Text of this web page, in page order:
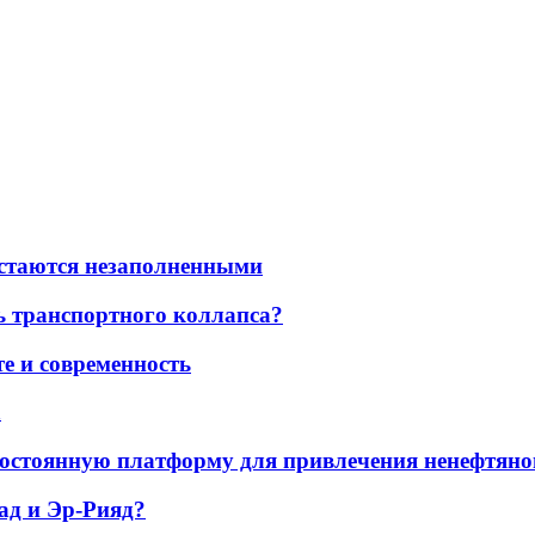
незаполненными
коллапса?
и современность
платформу для привлечения
и Эр-Рияд?